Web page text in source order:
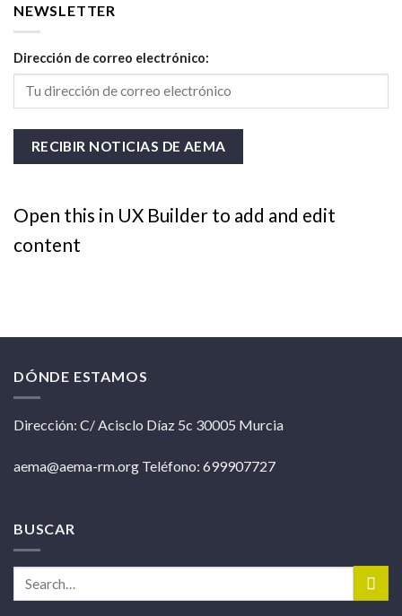
NEWSLETTER
Dirección de correo electrónico:
Open this in UX Builder to add and edit
content
DÓNDE ESTAMOS
Dirección: C/ Acisclo Díaz 5c 30005 Murcia
aema@aema-rm.org Teléfono: 699907727
BUSCAR